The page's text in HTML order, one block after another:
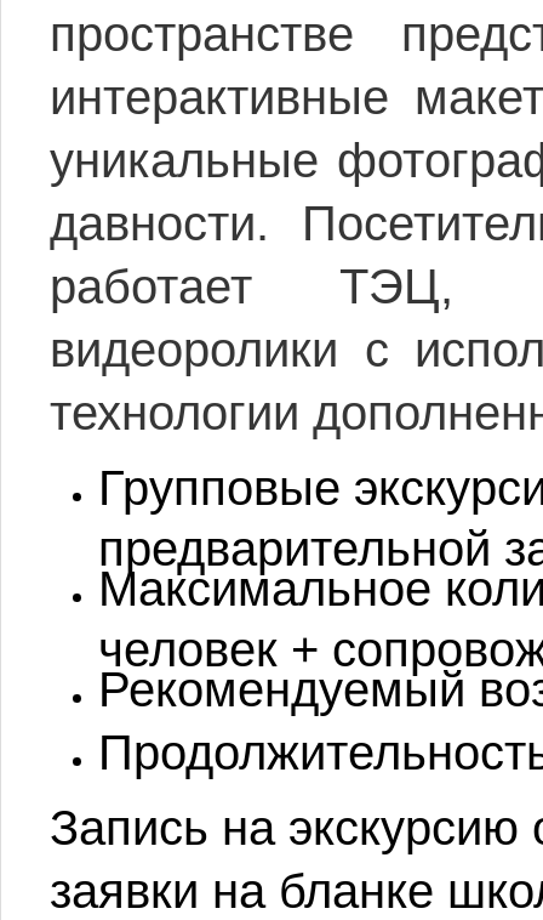
пространстве
интерактивные
уникальные
давности.
работает ТЭЦ,
видеоролики с
технологии
Групповые
предварительной
Максимальное
человек +
Рекомендуемый
Запись на
заявки на бланке